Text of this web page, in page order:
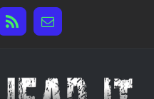
Rss Email